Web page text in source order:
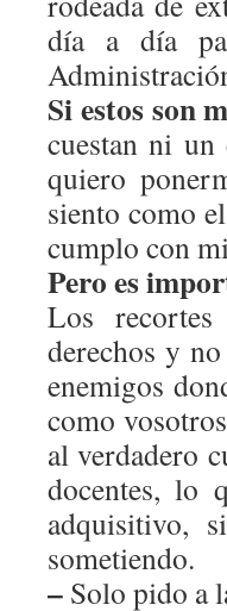
día a día
Si estos son
cuestan ni
quiero
siento como
cumplo con
Pero es
Los
derechos y
enemigos
como
al verdadero
docentes, lo
adquisitivo,
sometiendo.
– Solo pido a